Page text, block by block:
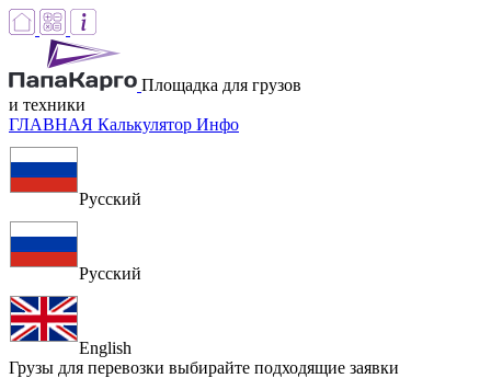
Площадка для грузов
и техники
ГЛАВНАЯ Калькулятор Инфо
Русский
Русский
English
Грузы для перевозки выбирайте подходящие заявки